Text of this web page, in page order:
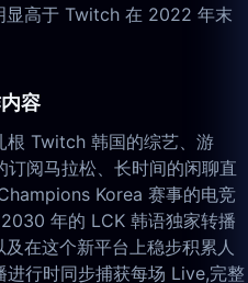
高于 Twitch 在 2022 年末
容
根 Twitch 韩国的综艺、游
阅马拉松、长时间的闲聊直
Korea 赛事的电竞
年的 LCK 韩语独家转播
在这个新平台上稳步积累人
行时同步捕获每场 Live,完整